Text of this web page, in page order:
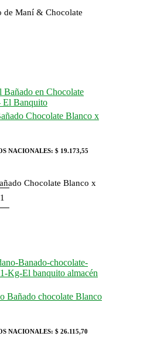
de Maní & Chocolate
Chocolate Blanco x
NACIONALES: $ 19.173,55
Chocolate Blanco x
Bañado chocolate Blanco
NACIONALES: $ 26.115,70